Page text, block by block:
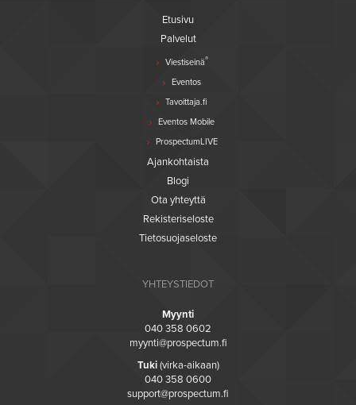
Etusivu
Palvelut
Viestiseinä®
Eventos
Tavoittaja.fi
Eventos Mobile
ProspectumLIVE
Ajankohtaista
Blogi
Ota yhteyttä
Rekisteriseloste
Tietosuojaseloste
YHTEYSTIEDOT
Myynti
040 358 0602
myynti@prospectum.fi
Tuki(virka-aikaan)
040 358 0600
support@prospectum.fi